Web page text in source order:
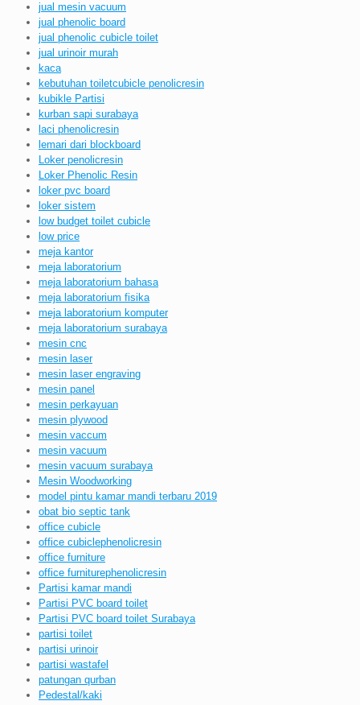
jual mesin vacuum
jual phenolic board
jual phenolic cubicle toilet
jual urinoir murah
kaca
kebutuhan toiletcubicle penolicresin
kubikle Partisi
kurban sapi surabaya
laci phenolicresin
lemari dari blockboard
Loker penolicresin
Loker Phenolic Resin
loker pvc board
loker sistem
low budget toilet cubicle
low price
meja kantor
meja laboratorium
meja laboratorium bahasa
meja laboratorium fisika
meja laboratorium komputer
meja laboratorium surabaya
mesin cnc
mesin laser
mesin laser engraving
mesin panel
mesin perkayuan
mesin plywood
mesin vaccum
mesin vacuum
mesin vacuum surabaya
Mesin Woodworking
model pintu kamar mandi terbaru 2019
obat bio septic tank
office cubicle
office cubiclephenolicresin
office furniture
office furniturephenolicresin
Partisi kamar mandi
Partisi PVC board toilet
Partisi PVC board toilet Surabaya
partisi toilet
partisi urinoir
partisi wastafel
patungan qurban
Pedestal/kaki